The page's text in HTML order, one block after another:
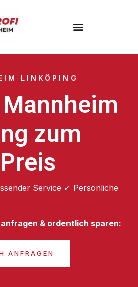
LINKÖPING
zum
Service ✓ Persönliche
& ordentlich sparen:
ANFRAGEN